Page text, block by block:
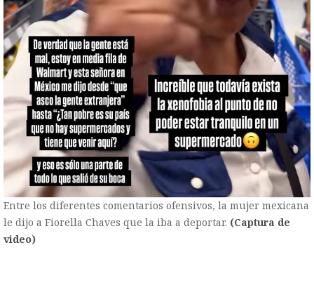
Entre los diferentes comentarios ofensivos, la mujer mexicana
le dijo a Fiorella Chaves que la iba a deportar. (Captura de
video)